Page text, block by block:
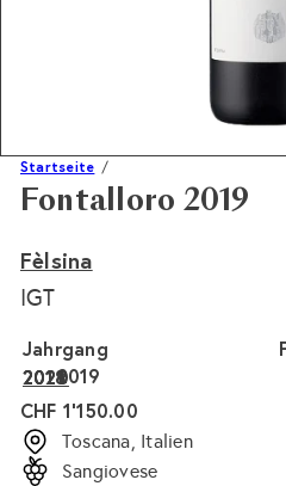
Startseite
Fontalloro 2019
Fèlsina
IGT
Jahrgang
2019
2021
2020
2018
Normaler
Preis
CHF 1'150.00
Toscana, Italien
Sangiovese